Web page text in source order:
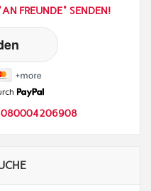
FREUNDE" SENDEN!